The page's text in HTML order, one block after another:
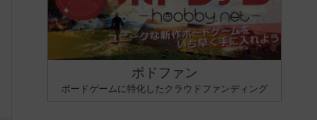
ボドファン
ボードゲームに特化したクラウドファンディング